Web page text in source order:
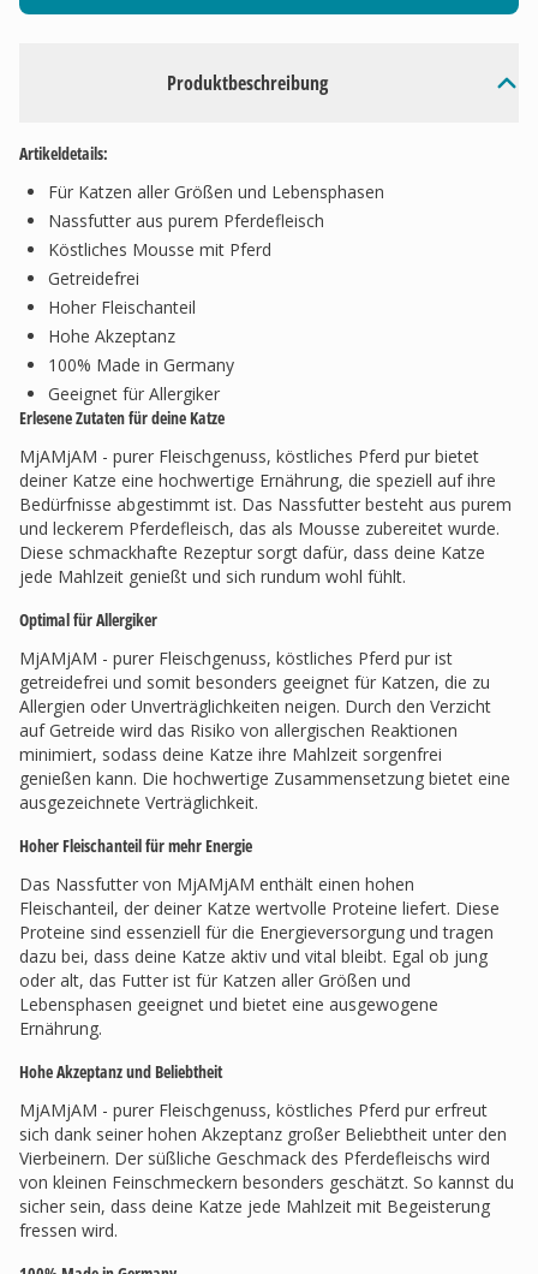
Produktbeschreibung
Artikeldetails:
Für Katzen aller Größen und Lebensphasen
Nassfutter aus purem Pferdefleisch
Köstliches Mousse mit Pferd
Getreidefrei
Hoher Fleischanteil
Hohe Akzeptanz
100% Made in Germany
Geeignet für Allergiker
Erlesene Zutaten für deine Katze
MjAMjAM - purer Fleischgenuss, köstliches Pferd pur bietet
deiner Katze eine hochwertige Ernährung, die speziell auf ihre
Bedürfnisse abgestimmt ist. Das Nassfutter besteht aus purem
und leckerem Pferdefleisch, das als Mousse zubereitet wurde.
Diese schmackhafte Rezeptur sorgt dafür, dass deine Katze
jede Mahlzeit genießt und sich rundum wohl fühlt.
Optimal für Allergiker
MjAMjAM - purer Fleischgenuss, köstliches Pferd pur ist
getreidefrei und somit besonders geeignet für Katzen, die zu
Allergien oder Unverträglichkeiten neigen. Durch den Verzicht
auf Getreide wird das Risiko von allergischen Reaktionen
minimiert, sodass deine Katze ihre Mahlzeit sorgenfrei
genießen kann. Die hochwertige Zusammensetzung bietet eine
ausgezeichnete Verträglichkeit.
Hoher Fleischanteil für mehr Energie
Das Nassfutter von MjAMjAM enthält einen hohen
Fleischanteil, der deiner Katze wertvolle Proteine liefert. Diese
Proteine sind essenziell für die Energieversorgung und tragen
dazu bei, dass deine Katze aktiv und vital bleibt. Egal ob jung
oder alt, das Futter ist für Katzen aller Größen und
Lebensphasen geeignet und bietet eine ausgewogene
Ernährung.
Hohe Akzeptanz und Beliebtheit
MjAMjAM - purer Fleischgenuss, köstliches Pferd pur erfreut
sich dank seiner hohen Akzeptanz großer Beliebtheit unter den
Vierbeinern. Der süßliche Geschmack des Pferdefleischs wird
von kleinen Feinschmeckern besonders geschätzt. So kannst du
sicher sein, dass deine Katze jede Mahlzeit mit Begeisterung
fressen wird.